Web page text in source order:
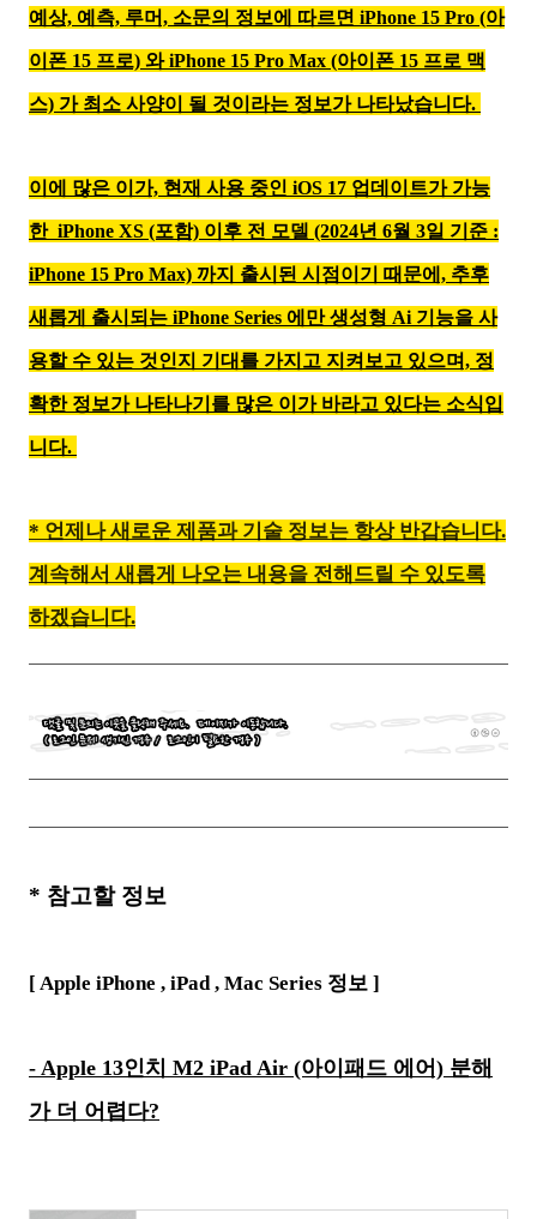
예상, 예측, 루머, 소문의 정보에 따르면 iPhone 15 Pro (아
이폰 15 프로) 와 iPhone 15 Pro Max (아이폰 15 프로 맥
스) 가 최소 사양이 될 것이라는 정보가 나타났습니다.
이에 많은 이가, 현재 사용 중인 iOS 17 업데이트가 가능
한 iPhone XS (포함) 이후 전 모델 (2024년 6월 3일 기준 :
iPhone 15 Pro Max) 까지 출시된 시점이기 때문에, 추후
새롭게 출시되는 iPhone Series 에만 생성형 Ai 기능을 사
용할 수 있는 것인지 기대를 가지고 지켜보고 있으며, 정
확한 정보가 나타나기를 많은 이가 바라고 있다는 소식입
니다.
* 언제나 새로운 제품과 기술 정보는 항상 반갑습니다.
계속해서 새롭게 나오는 내용을 전해드릴 수 있도록
하겠습니다.
* 참고할 정보
[ Apple iPhone , iPad , Mac Series 정보 ]
- Apple 13인치 M2 iPad Air (아이패드 에어) 분해
가 더 어렵다?